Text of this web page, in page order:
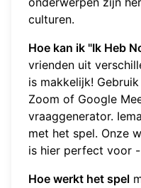
culturen.
Hoe kan ik "Ik Heb
vrienden uit
is makkelijk!
Zoom of Google
vraaggenerator.
met het spel. Onze
is hier perfect voor
Hoe werkt het spel